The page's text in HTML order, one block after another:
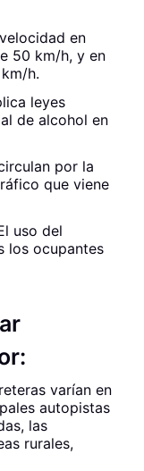
en
50 km/h, y en
h.
leyes
de alcohol en
por la
que viene
uso del
los ocupantes
varían en
autopistas
las
rurales,